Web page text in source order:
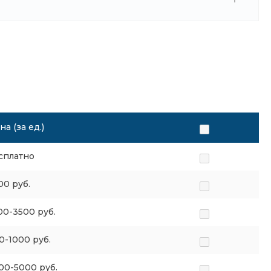
(за ед.)
руб.
3500 руб.
1000 руб.
5000 руб.